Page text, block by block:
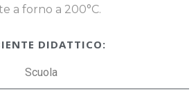
a forno a 200°C.
DIDATTICO:
Scuola